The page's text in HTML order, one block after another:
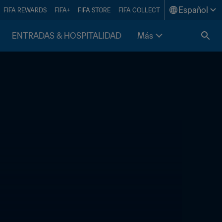
FIFA REWARDS FIFA+ FIFA STORE FIFA COLLECT Español
ENTRADAS & HOSPITALIDAD Más